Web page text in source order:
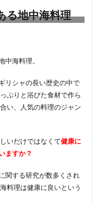
る地中海料理
中海料理。
リシャの長い歴史の中で
ぷりと浴びた食材で作ら
い、人気の料理のジャン
いだけではなくて健康に
ますか？
関する研究が数多くされ
料理は健康に良いという